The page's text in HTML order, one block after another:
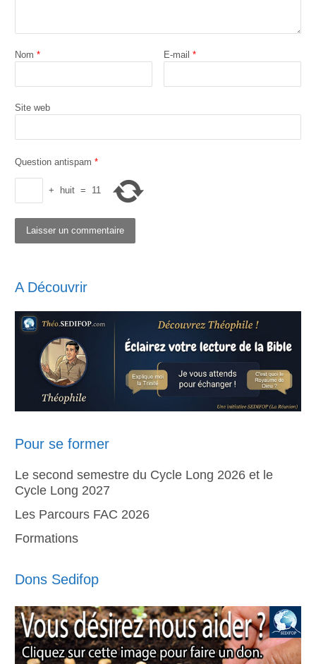
Nom * E-mail*
Site web
Question antispam *
+ huit = 11
A Découvrir
Pour se former
Le second semestre du Cycle Long 2026 et le
Cycle Long 2027
Les Parcours FAC 2026
Formations
Dons Sedifop